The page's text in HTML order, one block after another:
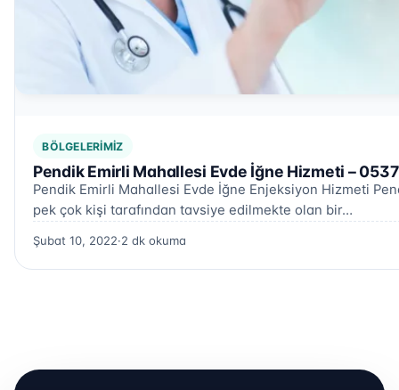
BÖLGELERIMIZ
Pendik Emirli Mahallesi Evde İğne Hizmeti –
Pendik Emirli Mahallesi Evde İğne Enjeksiyon Hizmeti
pek çok kişi tarafından tavsiye edilmekte olan bir…
Şubat 10, 2022·2 dk okuma